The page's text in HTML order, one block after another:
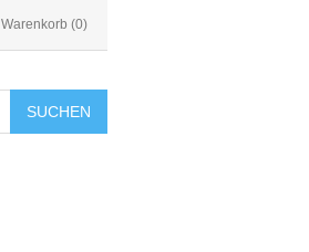
Warenkorb (0)
SUCHEN